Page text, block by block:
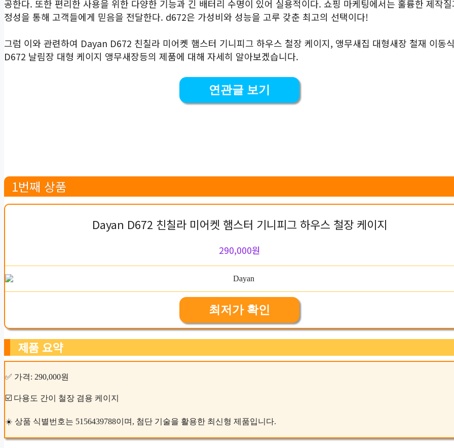
공한다. 또한 편리한 사용을 위한 다양한 기능과 긴 배터리 수명이 있어 실용적이다. 쇼핑 마케팅에서는 훌륭한 제작
정성을 통해 고객들에게 믿음을 전달한다. d672은 가성비와 성능을 고루 갖춘 최고의 선택이다!
그럼 이와 관련하여 Dayan D672 친칠라 미어켓 햄스터 기니피그 하우스 철장 케이지, 앵무새집 대형새장 철재 이동식
D672 날림장 대형 케이지 앵무새장등의 제품에 대해 자세히 알아보겠습니다.
연관글 보기
1번째 상품
Dayan D672 친칠라 미어켓 햄스터 기니피그 하우스 철장 케이지
290,000원
최저가 확인
제품 요약
✅ 가격: 290,000원
☑️ 다용도 간이 철장 겸용 케이지
☀️ 상품 식별번호는 5156439788이며, 첨단 기술을 활용한 최신형 제품입니다.